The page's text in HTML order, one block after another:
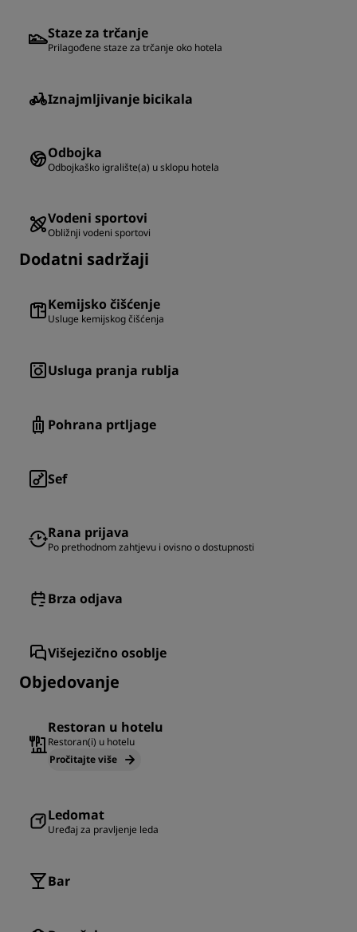
Staze za trčanje
Prilagođene staze za trčanje oko hotela
Iznajmljivanje bicikala
Odbojka
Odbojkaško igralište(a) u sklopu hotela
Vodeni sportovi
Obližnji vodeni sportovi
Dodatni sadržaji
Kemijsko čišćenje
Usluge kemijskog čišćenja
Usluga pranja rublja
Pohrana prtljage
Sef
Rana prijava
Po prethodnom zahtjevu i ovisno o dostupnosti
Brza odjava
Višejezično osoblje
Objedovanje
Restoran u hotelu
Restoran(i) u hotelu
Pročitajte više
Ledomat
Uređaj za pravljenje leda
Bar